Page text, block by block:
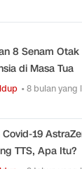
8 Senam
di Masa Tua
• 8 bulan yang
Covid-19
TTS, Apa Itu?